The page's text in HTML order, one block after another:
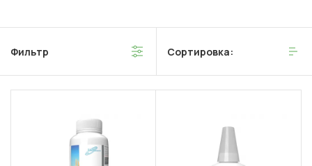
Фильтр Сортировка: